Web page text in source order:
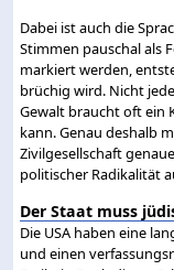
Dabei ist auch die
Stimmen pauschal als
markiert werden,
brüchig wird. Nicht
Gewalt braucht oft ein
kann. Genau deshalb
Zivilgesellschaft
politischer Radikalität
Der Staat muss
Die USA haben eine
und einen